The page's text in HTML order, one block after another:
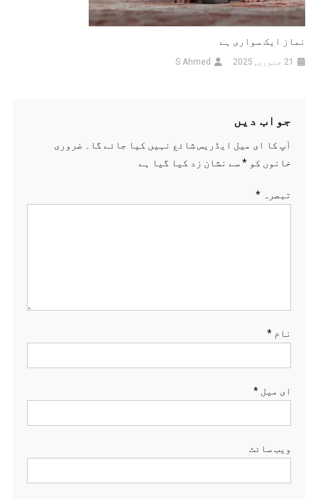
نماز ایک سواری ہے
21 جنوری, 2025 S Ahmed
جواب دیں
آپ کا ای میل ایڈریس شائع نہیں کیا جائے گا۔
ضروری
خانوں کو *سے نشان زد کیا گیا ہے
تبصرہ *
نام *
ای میل *
ویب‌ سائٹ